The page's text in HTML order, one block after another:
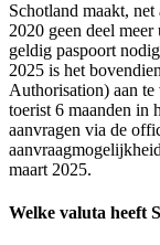
Schotland maakt,
2020 geen deel
geldig paspoort
2025 is het
Authorisation) aan te
toerist 6 maanden in
aanvragen via de
maart 2025.
Welke valuta heeft